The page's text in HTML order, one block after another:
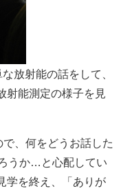
放射能の話をして、
射能測定の様子を見
、何をどうお話した
うか…と心配してい
学を終え、「ありが